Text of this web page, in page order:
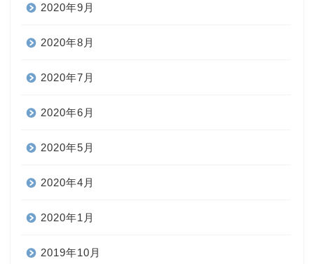
2020年9月
2020年8月
2020年7月
2020年6月
2020年5月
2020年4月
2020年1月
2019年10月